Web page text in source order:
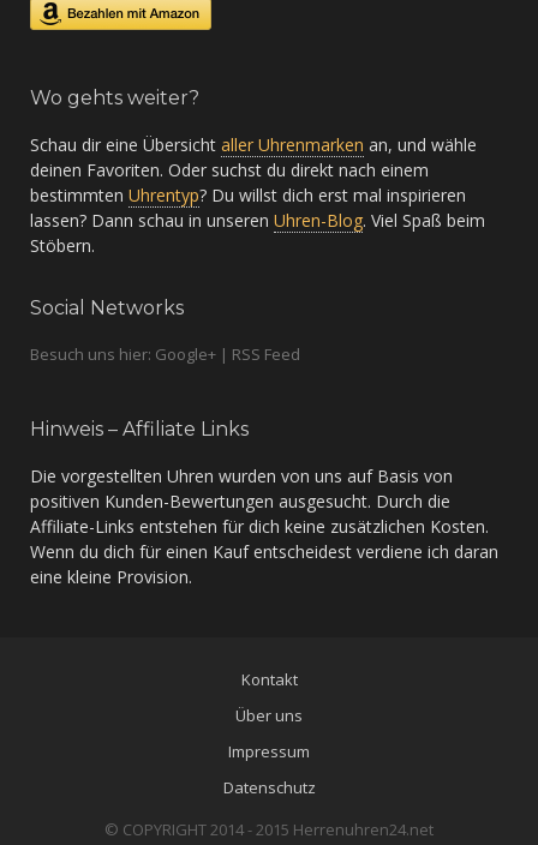
Wo gehts weiter?
Schau dir eine Übersicht aller Uhrenmarken an, und wähle
deinen Favoriten. Oder suchst du direkt nach einem
bestimmten Uhrentyp? Du willst dich erst mal inspirieren
lassen? Dann schau in unseren Uhren-Blog. Viel Spaß beim
Stöbern.
Social Networks
Besuch uns hier: Google+ | RSS Feed
Hinweis – Affiliate Links
Die vorgestellten Uhren wurden von uns auf Basis von
positiven Kunden-Bewertungen ausgesucht. Durch die
Affiliate-Links entstehen für dich keine zusätzlichen Kosten.
Wenn du dich für einen Kauf entscheidest verdiene ich daran
eine kleine Provision.
Kontakt
Über uns
Impressum
Datenschutz
© COPYRIGHT 2014 - 2015 Herrenuhren24.net